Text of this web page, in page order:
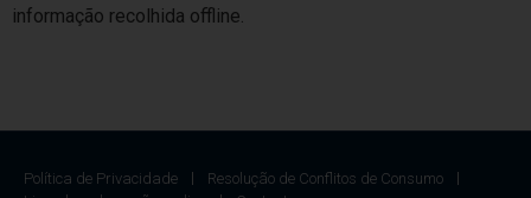
informação recolhida offline.
Política de Privacidade
Resolução de Conflitos de Consumo